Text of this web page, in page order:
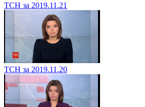
ТСН за 2019.11.21
ТСН за 2019.11.20